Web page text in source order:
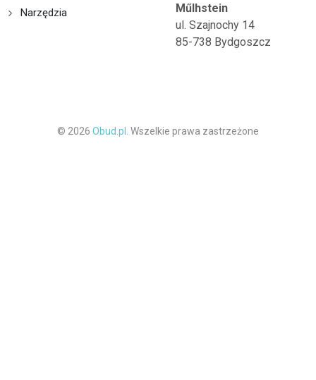
Narzędzia
Műlhstein
ul. Szajnochy 14
85-738 Bydgoszcz
© 2026 Obud.pl. Wszelkie prawa zastrzeżone